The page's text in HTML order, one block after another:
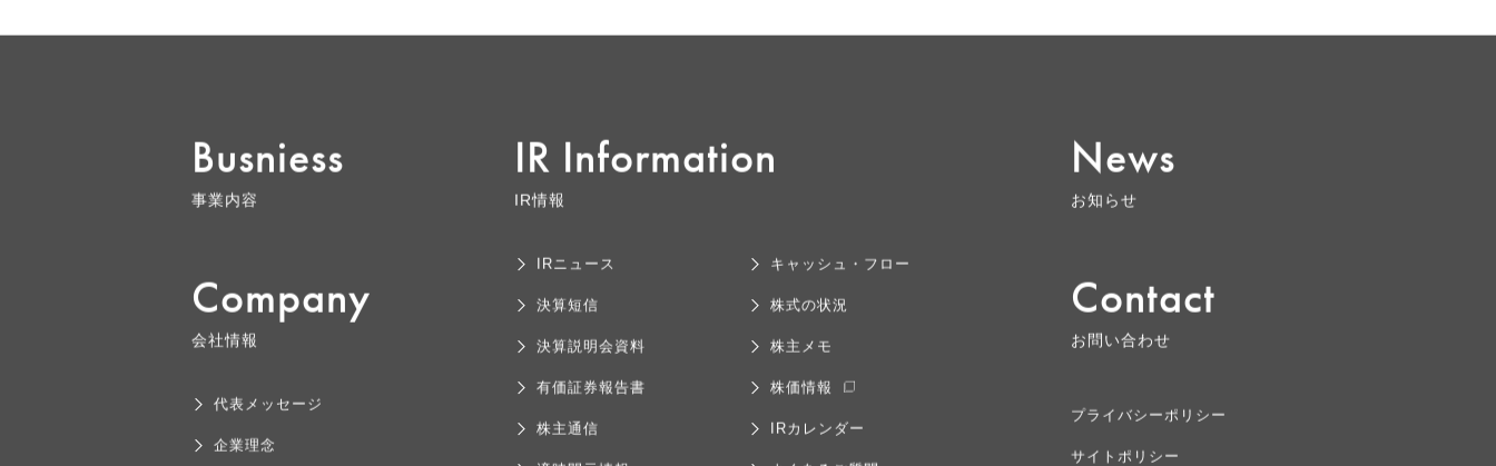
Busniess
事業内容
Company
会社情報
代表メッセージ
企業理念
IR Information
IR情報
IRニュース
決算短信
決算説明会資料
有価証券報告書
株主通信
キャッシュ・フロー
株式の状況
株主メモ
株価情報
IRカレンダー
News
お知らせ
Contact
お問い合わせ
プライバシーポリシー
サイトポリシー